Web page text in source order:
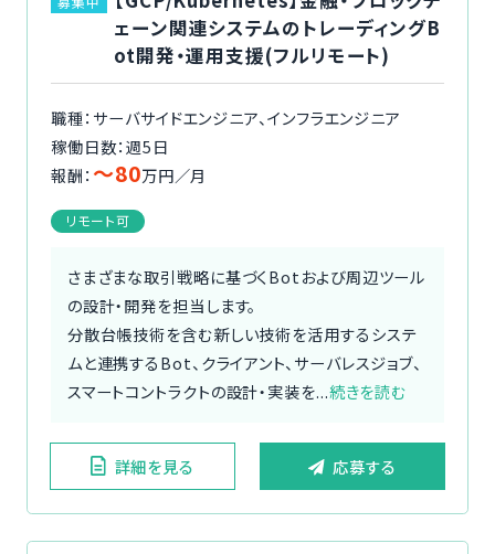
ェーン関連システムのトレーディングB
ot開発・運用支援(フルリモート)
職種：サーバサイドエンジニア、インフラエンジニア
稼働日数：週5日
報酬： 〜80万円／月
リモート可
さまざまな取引戦略に基づくBotおよび周辺ツール
の設計・開発を担当します。
分散台帳技術を含む新しい技術を活用するシステ
ムと連携するBot、クライアント、サーバレスジョブ、
スマートコントラクトの設計・実装を...続きを読む
詳細を見る 応募する